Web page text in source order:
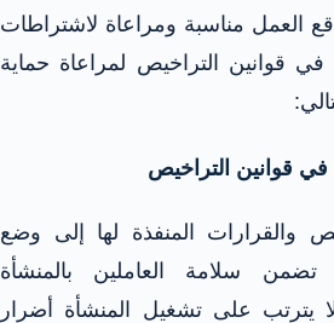
العمل مناسبة ومراعاة لاشتراطات
في قوانين التراخيص لمراعاة حماية
في قوانين التراخيص
والقرارات المنفذة لها إلى وضع
تضمن سلامة العاملين بالمنشأة
يترتب على تشغيل المنشأة أضرار